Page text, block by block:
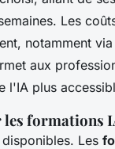
Les
notamment
aux
l'IA plus
les formations
Les